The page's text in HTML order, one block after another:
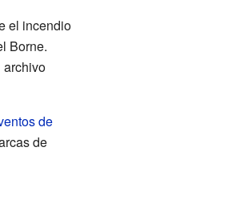
el incendio
Borne.
archivo
de
de